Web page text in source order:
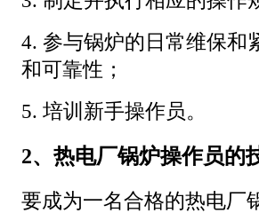
4. 参与锅炉的日常维保和
和可靠性；
5. 培训新手操作员。
2、热电厂锅炉操作员的
要成为一名合格的热电厂